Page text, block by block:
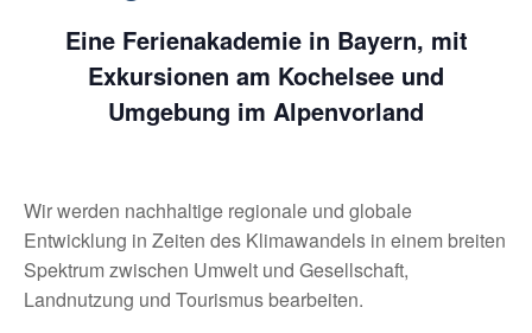
Eine Ferienakademie in Bayern, mit
Exkursionen am Kochelsee und
Umgebung im Alpenvorland
Wir werden nachhaltige regionale und globale
Entwicklung in Zeiten des Klimawandels in einem breiten
Spektrum zwischen Umwelt und Gesellschaft,
Landnutzung und Tourismus bearbeiten.